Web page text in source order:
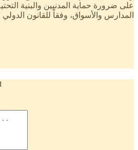
على ضرورة حماية المدنيين والبنية
المدارس والأسواق، وفقاً للقانون الدولي